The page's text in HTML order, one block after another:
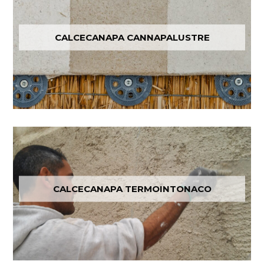
CALCECANAPA CANNAPALUSTRE
CALCECANAPA TERMOINTONACO